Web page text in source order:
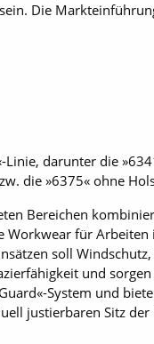
Die
darunter die
die »6375« ohne
Bereichen
Workwear für
soll
und
System und
justierbaren Sitz der